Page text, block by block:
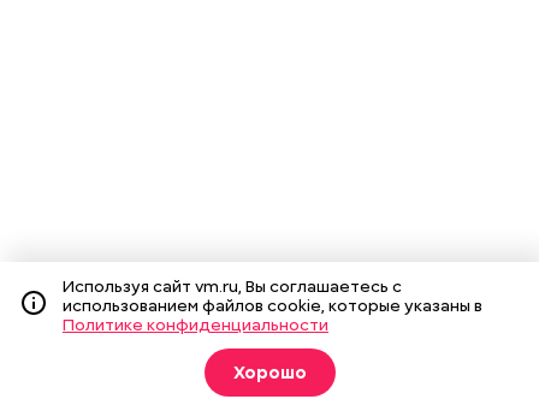
Используя сайт vm.ru, Вы соглашаетесь с
использованием файлов cookie, которые указаны в
Политике конфиденциальности
Хорошо